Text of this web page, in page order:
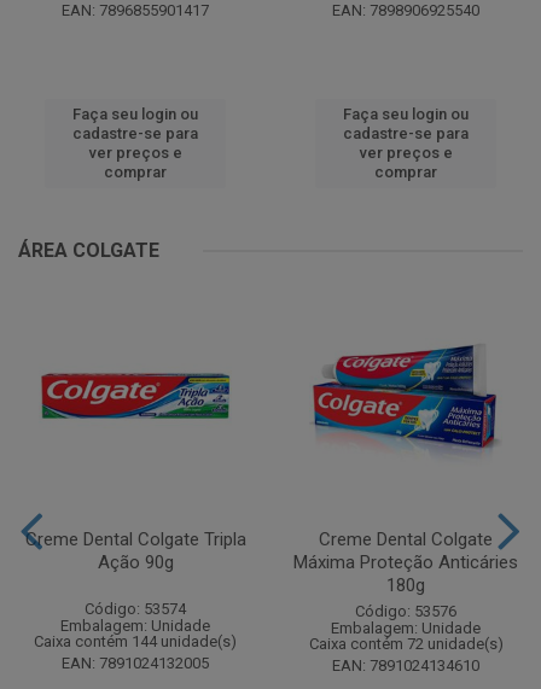
EAN: 7896855901417
Faça seu login ou
cadastre-se para
ver preços e
comprar
EAN: 7898906925540
Faça seu login ou
cadastre-se para
ver preços e
comprar
ÁREA COLGATE
Creme Dental Colgate Tripla
Ação 90g
Código: 53574
Embalagem: Unidade
Caixa contém 144 unidade(s)
EAN: 7891024132005
Creme Dental Colgate
Máxima Proteção Anticáries
180g
Código: 53576
Embalagem: Unidade
Caixa contém 72 unidade(s)
EAN: 7891024134610